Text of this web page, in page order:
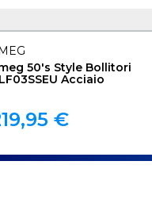
50's Style Bollitori
Acciaio
€